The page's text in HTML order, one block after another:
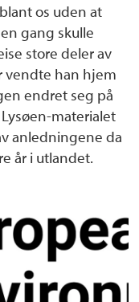
os uden at
gang skulle
store deler av
vendte han hjem
endret seg på
materialet
anledningene da
år i utlandet.